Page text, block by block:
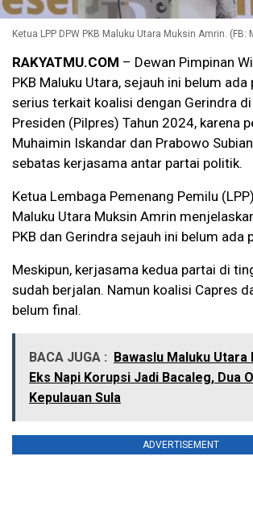
Ketua LPP DPW PKB Maluku Utara Muksin Amrin. (FB:
RAKYATMU.COM – Dewan Pimpinan
PKB Maluku Utara, sejauh ini belum ada
serius terkait koalisi dengan Gerindra
Presiden (Pilpres) Tahun 2024, karena
Muhaimin Iskandar dan Prabowo
sebatas kerjasama antar partai politik.
Ketua Lembaga Pemenang Pemilu
Maluku Utara Muksin Amrin
PKB dan Gerindra sejauh ini belum ada
Meskipun, kerjasama kedua partai di
sudah berjalan. Namun koalisi Capres
belum final.
BACA JUGA :
Bawaslu Maluku Utara
Eks Napi Korupsi Jadi Bacaleg, Dua
Kepulauan Sula
ADVERTISEMENT